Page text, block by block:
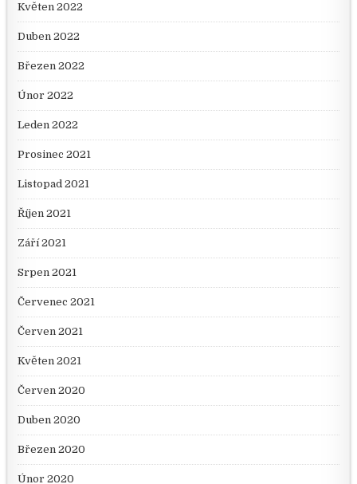
Květen 2022
Duben 2022
Březen 2022
Únor 2022
Leden 2022
Prosinec 2021
Listopad 2021
Říjen 2021
Září 2021
Srpen 2021
Červenec 2021
Červen 2021
Květen 2021
Červen 2020
Duben 2020
Březen 2020
Únor 2020